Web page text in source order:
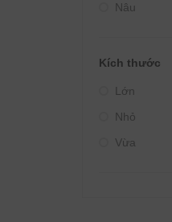
Nâu
Kích thước
Lớn
Nhỏ
Vừa